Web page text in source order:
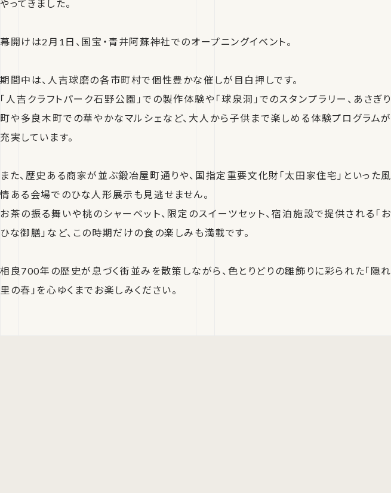
やってきました。
幕開けは2月1日、国宝・青井阿蘇神社でのオープニングイベント。
期間中は、人吉球磨の各市町村で個性豊かな催しが目白押しです。
「人吉クラフトパーク石野公園」での製作体験や「球泉洞」でのスタンプラリー、あさぎり
町や多良木町での華やかなマルシェなど、大人から子供まで楽しめる体験プログラムが
充実しています。
また、歴史ある商家が並ぶ鍛冶屋町通りや、国指定重要文化財「太田家住宅」といった風
情ある会場でのひな人形展示も見逃せません。
お茶の振る舞いや桃のシャーベット、限定のスイーツセット、宿泊施設で提供される「お
ひな御膳」など、この時期だけの食の楽しみも満載です。
相良700年の歴史が息づく街並みを散策しながら、色とりどりの雛飾りに彩られた「隠れ
里の春」を心ゆくまでお楽しみください。